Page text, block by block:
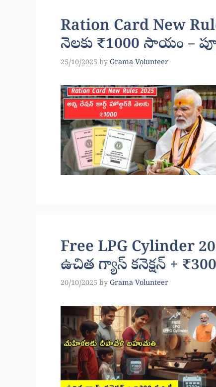
Ration Card New
నెలకు ₹1000 సాయం –
25/10/2025 by Grama Volunteer
Free LPG Cylinder
ఉచిత గ్యాస్ కనెక్షన్ +
20/10/2025 by Grama Volunteer